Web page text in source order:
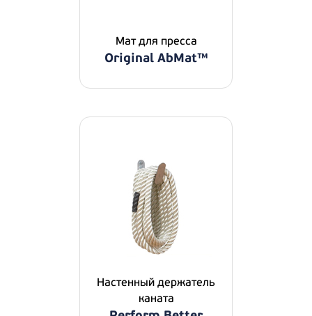
Мат для пресса
Original AbMat™
Настенный держатель
каната